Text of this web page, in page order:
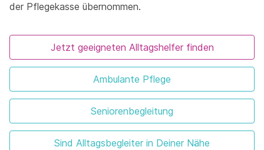
der Pflegekasse übernommen.
Jetzt geeigneten Alltagshelfer finden
Ambulante Pflege
Seniorenbegleitung
Sind Alltagsbegleiter in Deiner Nähe